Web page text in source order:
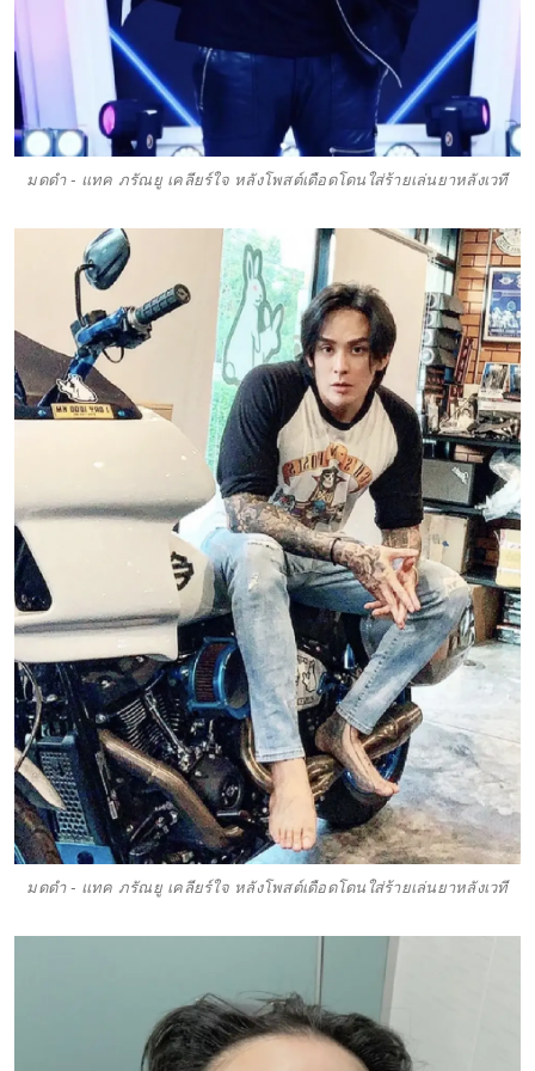
มดดำ - แทค ภรัณยู เคลียร์ใจ หลังโพสต์เดือดโดนใส่ร้ายเล่นยาหลังเวที
มดดำ - แทค ภรัณยู เคลียร์ใจ หลังโพสต์เดือดโดนใส่ร้ายเล่นยาหลังเวที